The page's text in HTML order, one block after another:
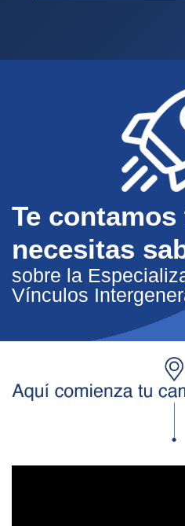
Te
necesitas
sobre la
Vínculos